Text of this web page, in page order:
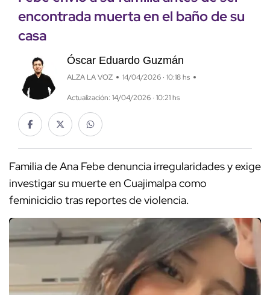
encontrada muerta en el baño de su
casa
Óscar Eduardo Guzmán
ALZA LA VOZ 14/04/2026 · 10:18 hs
Actualización: 14/04/2026 · 10:21 hs
Familia de Ana Febe denuncia irregularidades y exige
investigar su muerte en Cuajimalpa como
feminicidio tras reportes de violencia.